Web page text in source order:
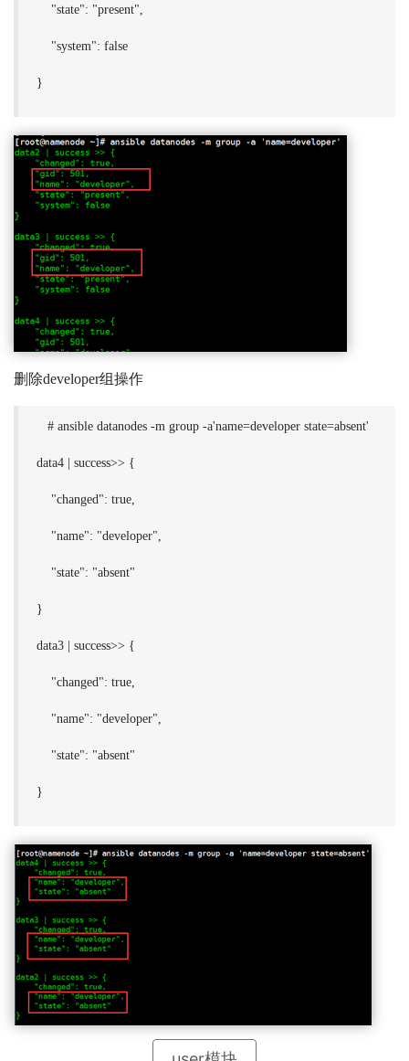
"state": "present",
"system": false
}
删除developer组操作
# ansible datanodes -m group -a'name=developer state=absent'
data4 | success>> {
"changed": true,
"name": "developer",
"state": "absent"
}
data3 | success>> {
"changed": true,
"name": "developer",
"state": "absent"
}